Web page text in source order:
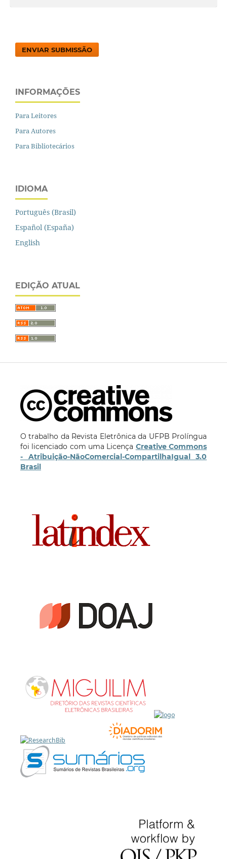
ENVIAR SUBMISSÃO
INFORMAÇÕES
Para Leitores
Para Autores
Para Bibliotecários
IDIOMA
Português (Brasil)
Español (España)
English
EDIÇÃO ATUAL
O trabalho da Revista Eletrônica da UFPB Prolíngua
foi licenciado com uma Licença Creative Commons
- Atribuição-NãoComercial-CompartilhaIgual 3.0
Brasil